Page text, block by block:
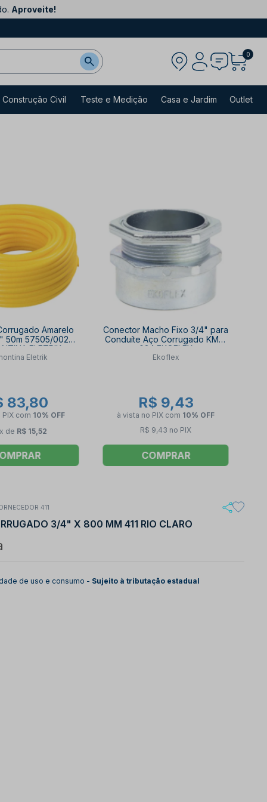
Aproveite!
0
Construção Civil Teste e Medição Casa e Jardim Outlet
Amarelo
50m 57505/002
ELETRIK
Eletrik
83,80
PIX com 10% OFF
de R$ 15,52
Conector Macho Fixo 3/4" para
Conduíte Aço Corrugado KMZ-
034 EKOFLEX
Ekoflex
R$ 9,43
à vista no PIX com 10% OFF
R$ 9,43 no PIX
COMPRAR
411
3/4" X 800 MM 411 RIO CLARO
de uso e consumo - Sujeito à tributação estadual